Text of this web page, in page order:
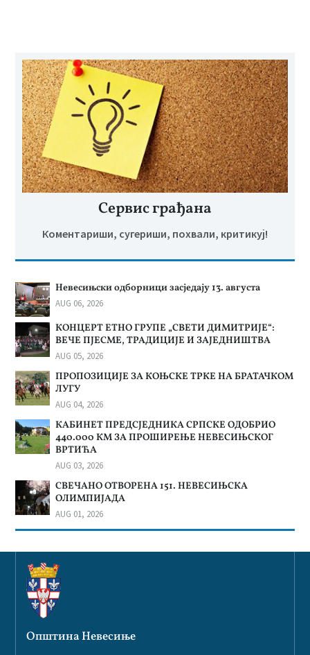
Сервис грађана
Коментариши, сугериши, похвали, критикуј!
Невесињски одборници засједају 13. августа
AUG 06, 2026
КОНЦЕРТ ЕТНО ГРУПЕ „СВЕТИ ДИМИТРИЈЕ“:
ВЕЧЕ ПЈЕСМЕ, ТРАДИЦИЈЕ И ЗАЈЕДНИШТВА
AUG 05, 2026
ПРОПОЗИЦИЈЕ ЗА КОЊСКЕ ТРКЕ НА БРАТАЧКОМ
ЛУГУ
AUG 04, 2026
КАБИНЕТ ПРЕДСЈЕДНИКА СРПСКЕ ОДОБРИО
440.000 КМ ЗА ПРОШИРЕЊЕ НЕВЕСИЊСКОГ
ВРТИЋА
AUG 03, 2026
СВЕЧАНО ОТВОРЕНА 151. НЕВЕСИЊСКА
ОЛИМПИЈАДА
AUG 01, 2026
Општина Невесиње